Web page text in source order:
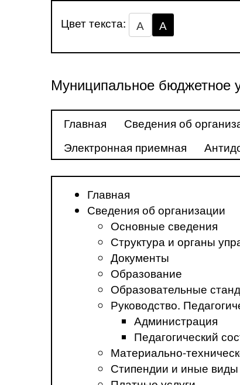
Цвет текста: А А
Муниципальное бюджетное
Главная Сведения об
Электронная приемная
Главная
Сведения об организации
Основные сведения
Структура и органы
Документы
Образование
Образовательные
Руководство.
Администрация
Педагогический
Материально-
Стипендии и иные